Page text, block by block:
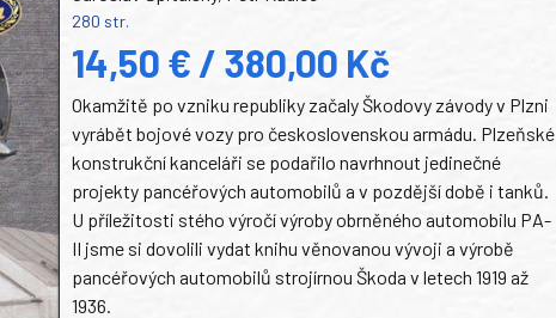
280 str.
14,50 € / 380,00 Kč
Okamžitě po vzniku republiky začaly Škodovy závody v Plzni
vyrábět bojové vozy pro československou armádu. Plzeňské
konstrukční kanceláři se podařilo navrhnout jedinečné
projekty pancéřových automobilů a v pozdější době i tanků.
U příležitosti stého výročí výroby obrněného automobilu PA-
II jsme si dovolili vydat knihu věnovanou vývoji a výrobě
pancéřových automobilů strojírnou Škoda v letech 1919 až
1936.